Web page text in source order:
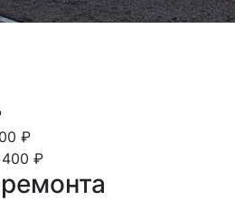
₽
₽